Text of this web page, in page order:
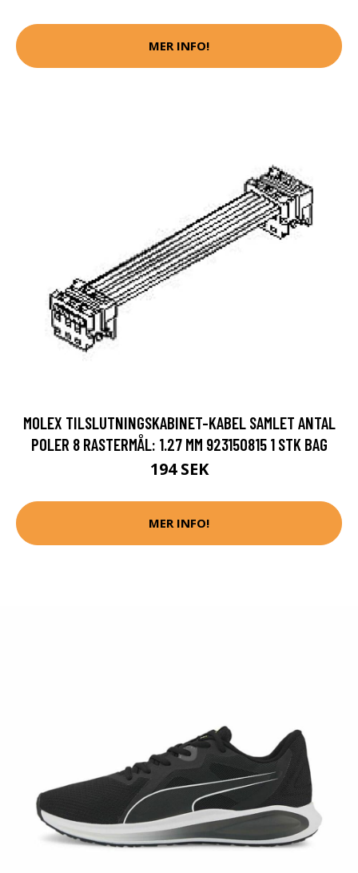
MER INFO!
MOLEX TILSLUTNINGSKABINET-KABEL SAMLET ANTAL
POLER 8 RASTERMÅL: 1.27 MM 923150815 1 STK BAG
194 SEK
MER INFO!